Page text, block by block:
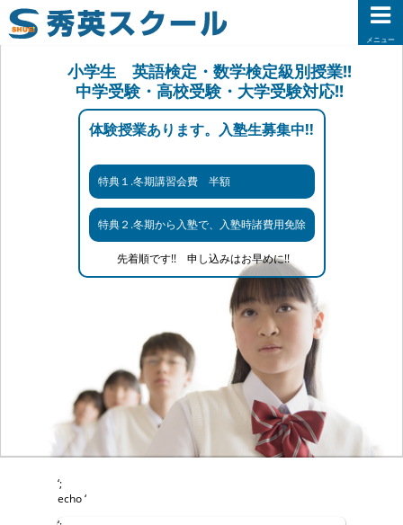
メニュー
小学生 英語検定・数学検定級別授業!!
中学受験・高校受験・大学受験対応!!
体験授業あります。入塾生募集中!!
特典１.冬期講習会費 半額
特典２.冬期から入塾で、入塾時諸費用免除
先着順です!! 申し込みはお早めに!!
‘;
echo ‘